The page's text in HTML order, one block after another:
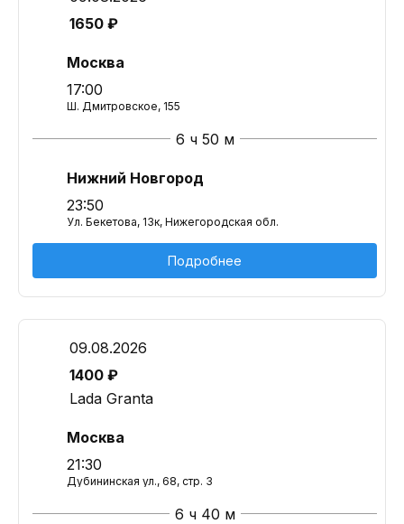
1650 ₽
Москва
17:00
Ш. Дмитровское, 155
6 ч 50 м
Нижний Новгород
23:50
Ул. Бекетова, 13к, Нижегородская обл.
Подробнее
09.08.2026
1400 ₽
Lada Granta
Москва
21:30
Дубининская ул., 68, стр. 3
6 ч 40 м